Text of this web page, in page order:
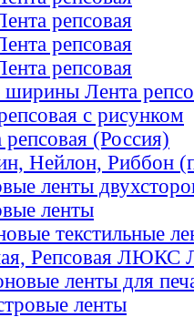
репсовая
репсовая
репсовая
ширины Лента
с рисунком
репсовая (Россия)
Нейлон, Риббон
ленты
ленты
текстильные
Репсовая ЛЮКС
ленты для
ленты